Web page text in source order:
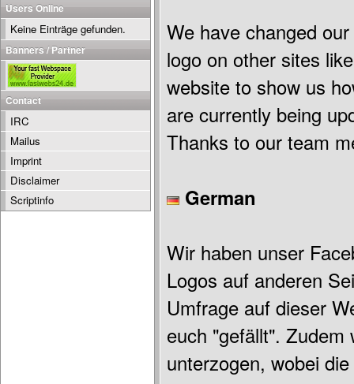
We have changed
logo on other sites
website to show us
are currently being
Thanks to our team
German
Wir haben unser
Logos auf anderen
Umfrage auf dieser
euch "gefällt". Zudem
unterzogen, wobei
Users Online
Keine Einträge gefunden.
Banners / Partner
Contact
IRC
Mailus
Imprint
Disclaimer
Scriptinfo